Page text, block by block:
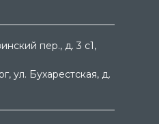
пер., д. 3 c1,
, ул. Бухарестская, д.